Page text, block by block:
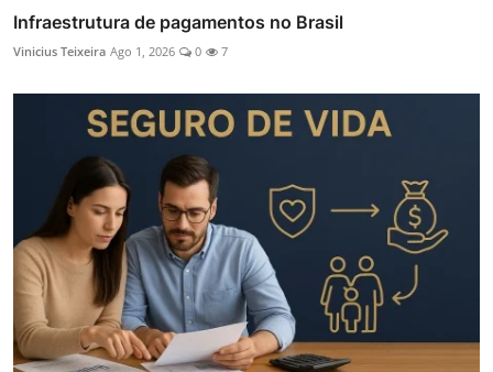
Infraestrutura de pagamentos no Brasil
Vinicius Teixeira Ago 1, 2026 0 7